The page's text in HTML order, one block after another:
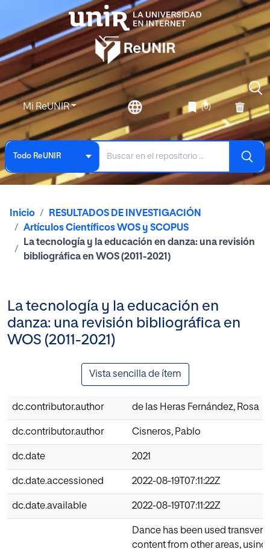
Mi ReUNIR (0)
Todo ReUNIR
Inicio
RESULTADOS DE INVESTIGACIÓN
Artículos Científicos WOS y SCOPUS
La tecnología y la educación en danza: una revisión
bibliográfica en WOS (2011-2021)
La tecnología y la educación en
danza: una revisión bibliográfica en
WOS (2011-2021)
Vista sencilla de ítem
dc.contributor.author de las Heras Fernández, Rosa
dc.contributor.author Cisneros, Pablo
dc.date 2021
dc.date.accessioned 2022-08-19T07:11:22Z
dc.date.available 2022-08-19T07:11:22Z
Dance has been used
content from other areas,